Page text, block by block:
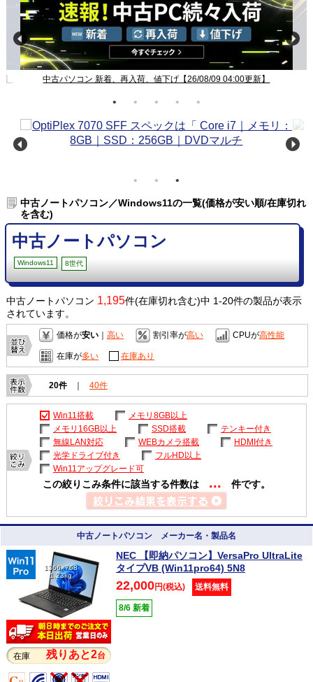
中古パソコン 新着、再入荷、値下げ【26/08/09 04:00更新】
中古ノートパソコン／Windows11の一覧(価格が安い順/在庫切れ
を含む)
中古ノートパソコン
Windows11 8世代
中古ノートパソコン 1,195件(在庫切れ含む)中 1-20件の製品が表示
されています。
価格が安い｜ 高い 割引率が高い CPUが高性能
在庫が多い 在庫あり
20件 ｜ 40件
Win11搭載
メモリ8GB以上
メモリ16GB以上
SSD搭載
テンキー付き
無線LAN対応
WEBカメラ搭載
HDMI付き
光学ドライブ付き
フルHD以上
Win11アップグレード可
この絞りこみ条件に該当する件数は ... 件です。
中古ノートパソコン メーカー名・製品名
1366×768
1.23kg
在庫 残りあと2台
NEC 【即納パソコン】VersaPro UltraLite
タイプVB (Win11pro64) 5N8
22,000円(税込) 送料無料
8/6 新着